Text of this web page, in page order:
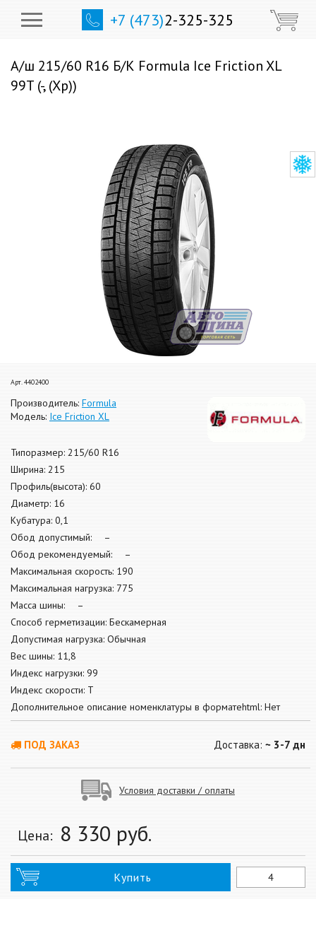
+7 (473)2-325-325
А/ш 215/60 R16 Б/К Formula Ice Friction XL
99T (-, (Хр))
Арт. 4402400
Производитель: Formula
Модель: Ice Friction XL
Типоразмер: 215/60 R16
Ширина: 215
Профиль(высота): 60
Диаметр: 16
Кубатура: 0,1
Обод допустимый: –
Обод рекомендуемый: –
Максимальная скорость: 190
Максимальная нагрузка: 775
Масса шины: –
Способ герметизации: Бескамерная
Допустимая нагрузка: Обычная
Вес шины: 11,8
Индекс нагрузки: 99
Индекс скорости: T
Дополнительное описание номенклатуры в форматеhtml: Нет
ПОД ЗАКАЗ Доставка: ~ 3-7 дн
Условия доставки / оплаты
Цена: 8 330 руб.
Купить